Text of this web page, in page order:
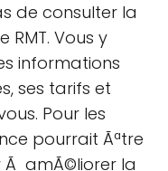
de consulter la
Vous y
informations
ses tarifs et
Pour les
pourrait Ãªtre
Ã amÃ©liorer la